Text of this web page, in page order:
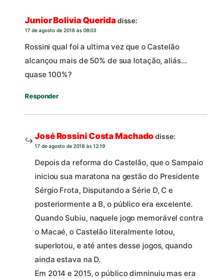
Junior Bolivia Queridadisse:
17 de agosto de 2018 às 08:03
Rossini qual foi a ultima vez que o Castelão
alcançou mais de 50% de sua lotação, aliás…
quase 100%?
Responder
José Rossini Costa Machado disse:
17 de agosto de 2018 às 12:19
Depois da reforma do Castelão, que o Sampaio
iniciou sua maratona na gestão do Presidente
Sérgio Frota, Disputando a Série D, C e
posteriormente a B, o público era excelente.
Quando Subiu, naquele jogo memorável contra
o Macaé, o Castelão literalmente lotou,
superlotou, e até antes desse jogos, quando
ainda estava na D.
Em 2014 e 2015, o público dimninuiu mas era